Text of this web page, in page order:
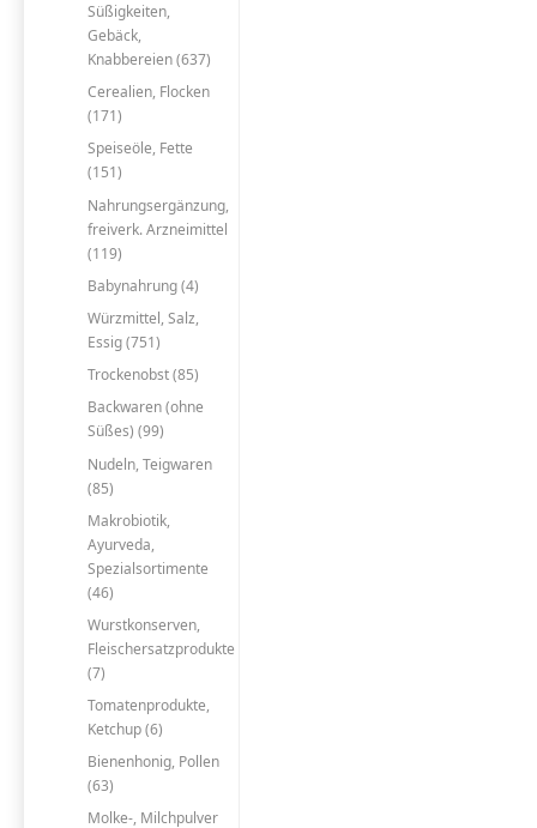
Süßigkeiten,
Gebäck,
Knabbereien (637)
Cerealien, Flocken
(171)
Speiseöle, Fette
(151)
Nahrungsergänzung,
freiverk. Arzneimittel
(119)
Babynahrung (4)
Würzmittel, Salz,
Essig (751)
Trockenobst (85)
Backwaren (ohne
Süßes) (99)
Nudeln, Teigwaren
(85)
Makrobiotik,
Ayurveda,
Spezialsortimente
(46)
Wurstkonserven,
Fleischersatzprodukte
(7)
Tomatenprodukte,
Ketchup (6)
Bienenhonig, Pollen
(63)
Molke-, Milchpulver